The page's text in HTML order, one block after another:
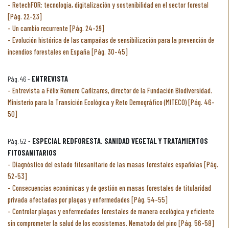
RetechFOR: tecnología, digitalización y sostenibilidad en el sector forestal
[Pág. 22-23]
Un cambio recurrente [Pág. 24-29]
Evolución histórica de las campañas de sensibilización para la prevención de
incendios forestales en España [Pág. 30-45]
Pág. 46 - ENTREVISTA
Entrevista a Félix Romero Cañizares, director de la Fundación Biodiversidad.
Ministerio para la Transición Ecológica y Reto Demográfico (MITECO) [Pág. 46-
50]
Pág. 52 - ESPECIAL REDFORESTA. SANIDAD VEGETAL Y TRATAMIENTOS
FITOSANITARIOS
Diagnóstico del estado fitosanitario de las masas forestales españolas [Pág.
52-53]
Consecuencias económicas y de gestión en masas forestales de titularidad
privada afectadas por plagas y enfermedades [Pág. 54-55]
Controlar plagas y enfermedades forestales de manera ecológica y eficiente
sin comprometer la salud de los ecosistemas. Nematodo del pino [Pág. 56-58]